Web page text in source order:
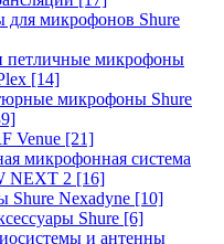
для микрофонов Shure
петличные микрофоны
[14]
микрофоны Shure
Venue [21]
микрофонная система
NEXT 2 [16]
Nexadyne [10]
Shure [6]
и антенны